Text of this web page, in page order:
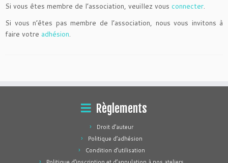
Si vous êtes membre de l’association, veuillez vous connecter.
Si vous n’êtes pas membre de l’association, nous vous invitons à
faire votre adhésion.
Règlements
Droit d’auteur
Politique d’adhésion
Condition d’utilisation